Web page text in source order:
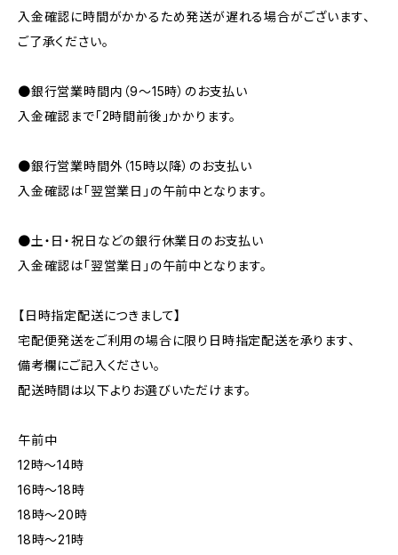
入金確認に時間がかかるため発送が遅れる場合がございます、
ご了承ください。
●銀行営業時間内（9〜15時）のお支払い
入金確認まで「2時間前後」かかります。
●銀行営業時間外（15時以降）のお支払い
入金確認は「翌営業日」の午前中となります。
●土・日・祝日などの銀行休業日のお支払い
入金確認は「翌営業日」の午前中となります。
【日時指定配送につきまして】
宅配便発送をご利用の場合に限り日時指定配送を承ります、
備考欄にご記入ください。
配送時間は以下よりお選びいただけます。
午前中
12時〜14時
16時〜18時
18時〜20時
18時〜21時